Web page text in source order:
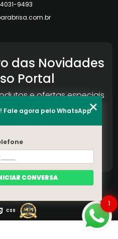
9493
das Novidades
Portal
e ofertas especiais
(Lei 9610 de 19/02/1998)
CSS
1
Fale agora pelo WhatsApp
CONVERSA